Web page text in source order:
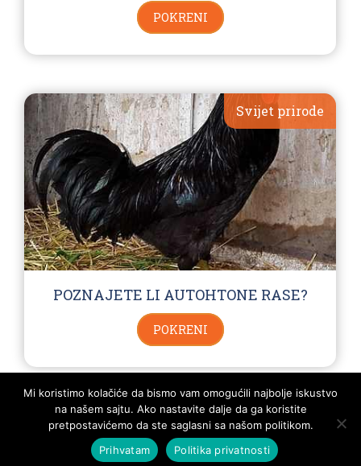
POKRENI
Svijet prirode
POZNAJETE LI AUTOHTONE RASE?
POKRENI
POLITIKA PRIVATNOSTI I PRAVILA KORIŠTENJA KONTAKT SVA PRAVA ZADRŽANA - KVIZOMAN
Mi koristimo kolačiće da bismo vam omogućili najbolje iskustvo
na našem sajtu. Ako nastavite dalje da ga koristite
pretpostavićemo da ste saglasni sa našom politikom.
Prihvatam
Politika privatnosti